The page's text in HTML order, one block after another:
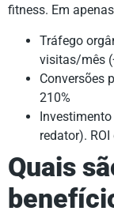
fitness. Em
Tráfego
visitas/mês
Conversões
210%
redator).
Quais